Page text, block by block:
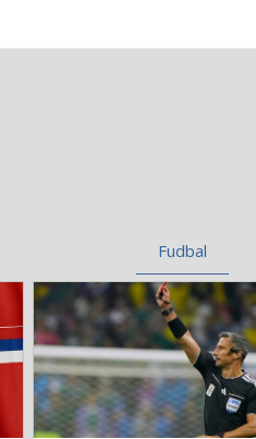
Fudbal